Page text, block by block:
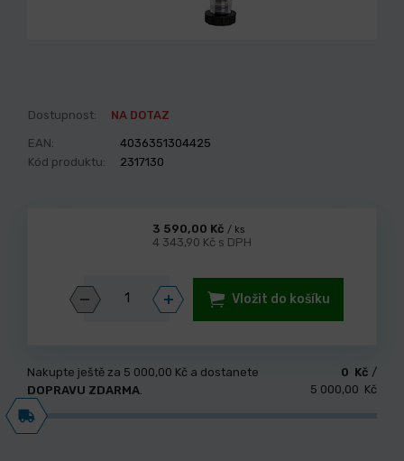
Dostupnost: NA DOTAZ
EAN:
4036351304425
Kód produktu:
2317130
3 590,00 Kč / ks
4 343,90 Kč s DPH
Vložit do košíku
Nakupte ještě za 5 000,00 Kč a dostanete
DOPRAVU ZDARMA.
0 Kč /
5 000,00 Kč